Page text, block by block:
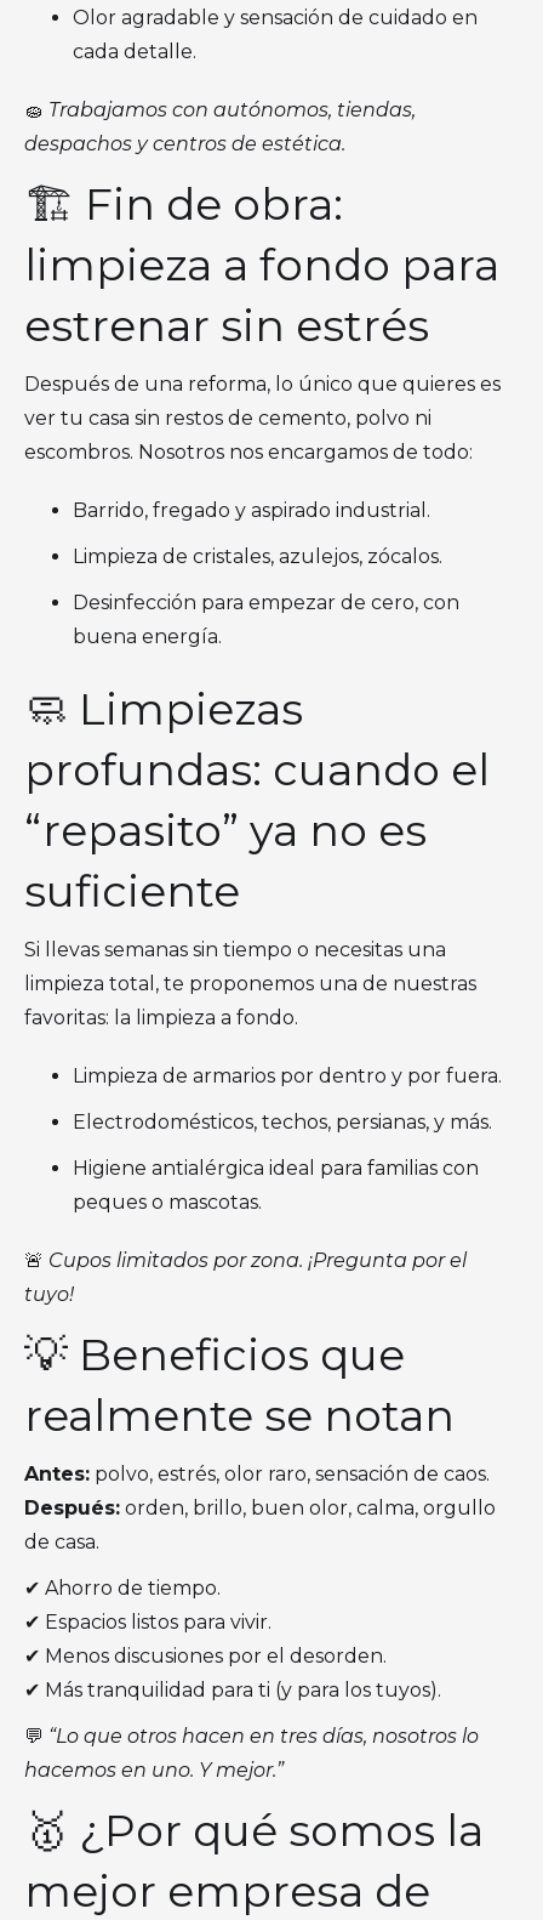
Olor agradable y sensación de cuidado en
cada detalle.
🧽 Trabajamos con autónomos, tiendas,
despachos y centros de estética.
🏗️ Fin de obra:
limpieza a fondo para
estrenar sin estrés
Después de una reforma, lo único que quieres es
ver tu casa sin restos de cemento, polvo ni
escombros. Nosotros nos encargamos de todo:
Barrido, fregado y aspirado industrial.
Limpieza de cristales, azulejos, zócalos.
Desinfección para empezar de cero, con
buena energía.
🧼 Limpiezas
profundas: cuando el
“repasito” ya no es
suficiente
Si llevas semanas sin tiempo o necesitas una
limpieza total, te proponemos una de nuestras
favoritas: la limpieza a fondo.
Limpieza de armarios por dentro y por fuera.
Electrodomésticos, techos, persianas, y más.
Higiene antialérgica ideal para familias con
peques o mascotas.
🚨 Cupos limitados por zona. ¡Pregunta por el
tuyo!
💡 Beneficios que
realmente se notan
Antes: polvo, estrés, olor raro, sensación de caos.
Después: orden, brillo, buen olor, calma, orgullo
de casa.
✔ Ahorro de tiempo.
✔ Espacios listos para vivir.
✔ Menos discusiones por el desorden.
✔ Más tranquilidad para ti (y para los tuyos).
💬 “Lo que otros hacen en tres días, nosotros lo
hacemos en uno. Y mejor.”
🥇 ¿Por qué somos la
mejor empresa de